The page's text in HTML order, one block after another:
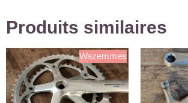
Produits similaires
Wazemmes